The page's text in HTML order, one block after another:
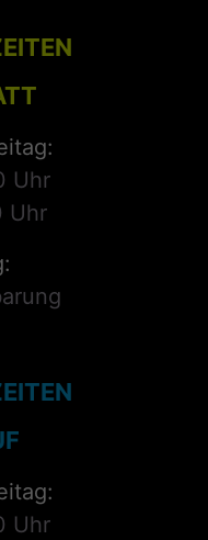
Uhr
Uhr
Uhr